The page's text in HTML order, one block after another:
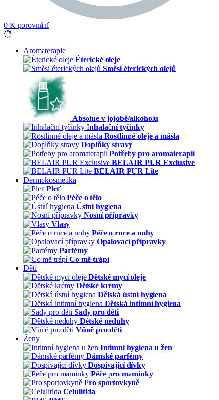
0 K porovnání
Aromaterapie
Éterické oleje
Směsi éterických olejů
Absolue v jojobě/alkoholu
Inhalační tyčinky
Rostlinné oleje a másla
Doplňky stravy
Potřeby pro aromaterapii
BELAIR PUR Exclusive
BELAIR PUR Lite
Dermokosmetika
Pleť
Péče o tělo
Ústní hygiena
Nosní přípravky
Vlasy
Péče o ruce a nohy
Opalovací přípravky
Parfémy
Co mě trápí
Děti
Dětské mycí oleje
Dětské krémy
Dětská ústní hygiena
Dětská intimní hygiena
Sady pro děti
Dětské neduhy
Vůně pro děti
Ženy
Intimní hygiena u žen
Dámské parfémy
Dospívající dívky
Péče pro maminky
Pro sportovkyně
Celulitida